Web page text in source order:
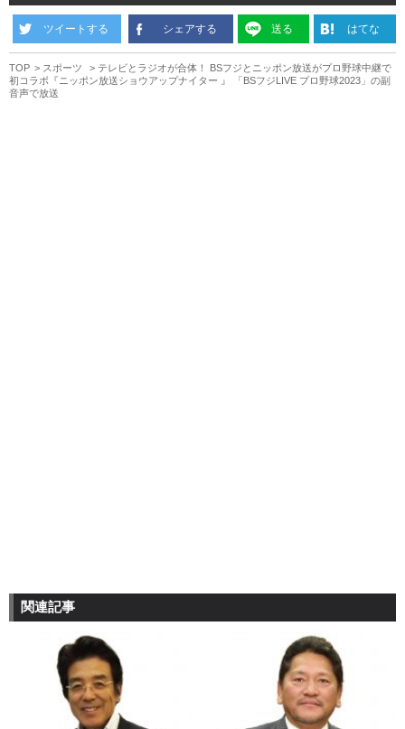
ツイートする シェアする 送る はてな
TOP スポーツ
テレビとラジオが合体！ BSフジとニッポン放送がプロ野球中継で
初コラボ『ニッポン放送ショウアップナイター 』 「BSフジLIVE プロ野球2023」の副
音声で放送
関連記事